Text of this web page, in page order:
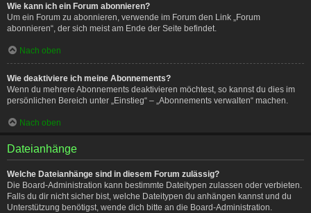
Wie kann ich ein Forum abonnieren?
Um ein Forum zu abonnieren, verwende im Forum den Link „Forum
abonnieren“, der sich meist am Ende der Seite befindet.
Nach oben
Wie deaktiviere ich meine Abonnements?
Wenn du mehrere Abonnements deaktivieren möchtest, so kannst du dies im
persönlichen Bereich unter „Einstieg“ – „Abonnements verwalten“ machen.
Nach oben
Dateianhänge
Welche Dateianhänge sind in diesem Forum zulässig?
Die Board-Administration kann bestimmte Dateitypen zulassen oder verbieten.
Falls du dir nicht sicher bist, welche Dateitypen du anhängen kannst und du
Unterstützung benötigst, wende dich bitte an die Board-Administration.